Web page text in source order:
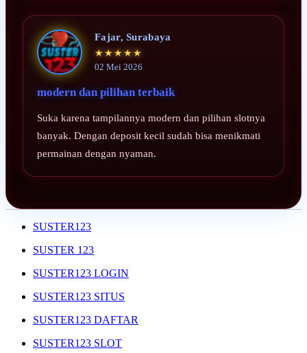
Fajar, Surabaya
★★★★★
02 Mei 2026
modern dan pilihan terbaik
Suka karena tampilannya modern dan pilihan slotnya
banyak. Dengan deposit kecil sudah bisa menikmati
permainan dengan nyaman.
SUSTER123
SUSTER 123
SUSTER123 LOGIN
SUSTER123 SITUS
SUSTER123 DAFTAR
SUSTER123 SLOT